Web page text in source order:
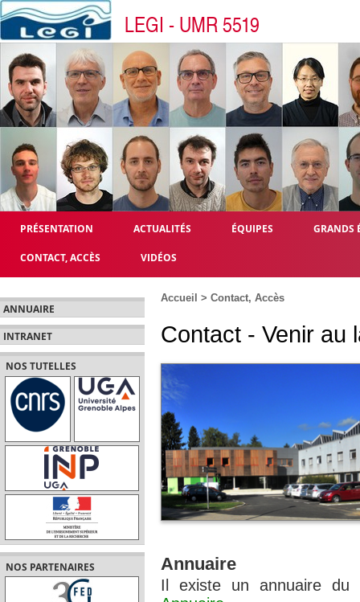
LEGI - UMR 5519
PRÉSENTATION ACTUALITÉS ÉQUIPES GRANDS
CONTACT, ACCÈS VIDÉOS
ANNUAIRE
INTRANET
NOS TUTELLES
NOS PARTENAIRES
Accueil > Contact, Accès
Contact - Venir au
Annuaire
Il existe un annuaire du